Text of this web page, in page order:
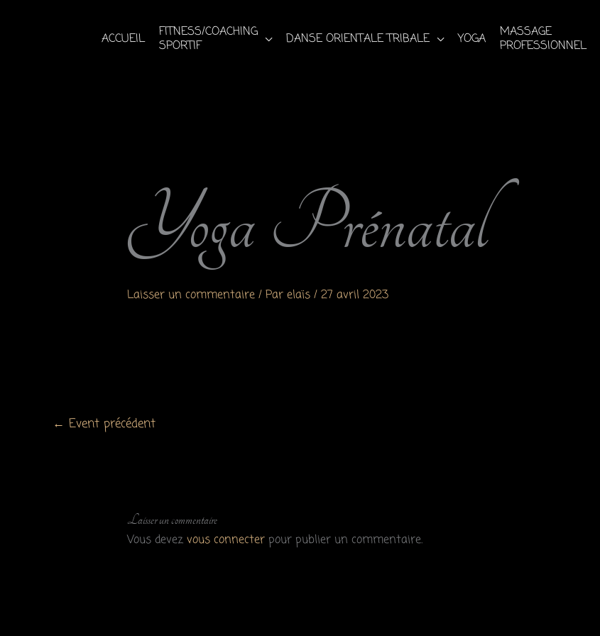
ACCUEIL
FITNESS/COACHING
SPORTIF
DANSE ORIENTALE TRIBALE YOGA
MASSAGE
PROFESSIONNEL
Yoga Prénatal
Laisser un commentaire / Par elaïs / 27 avril 2023
← Event précédent
Laisser un commentaire
Vous devez vous connecterpour publier un commentaire.